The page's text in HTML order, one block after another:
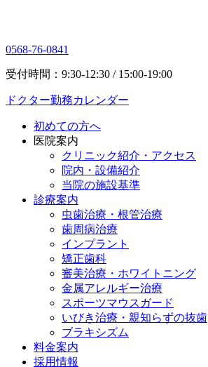
0568-76-0841
受付時間：9:30-12:30 / 15:00-19:00
ドクター勤務カレンダー
初めての方へ
医院案内
クリニック紹介・アクセス
院内・設備紹介
当院の施設基準
診療案内
虫歯治療・根管治療
歯周病治療
インプラント
矯正歯科
審美治療・ホワイトニング
金属アレルギー治療
スポーツマウスガード
いびき治療・親知らずの抜歯
ブラキシズム
料金案内
採用情報